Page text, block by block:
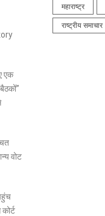
एक
वोट
महाराष्ट्र
राष्ट्रीय समाचार